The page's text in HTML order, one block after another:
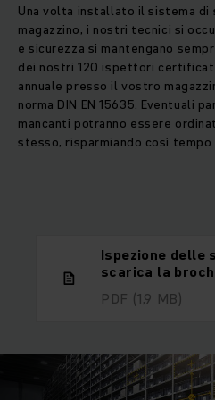
Una volta installato il sistema
magazzino, i nostri tecnici si
e sicurezza si mantengano
dei nostri 120 ispettori
annuale presso il vostro
norma DIN EN 15635. Eventuali
mancanti potranno essere
stesso, risparmiando così tempo
Ispezione
scarica la
PDF (1,9 MB)